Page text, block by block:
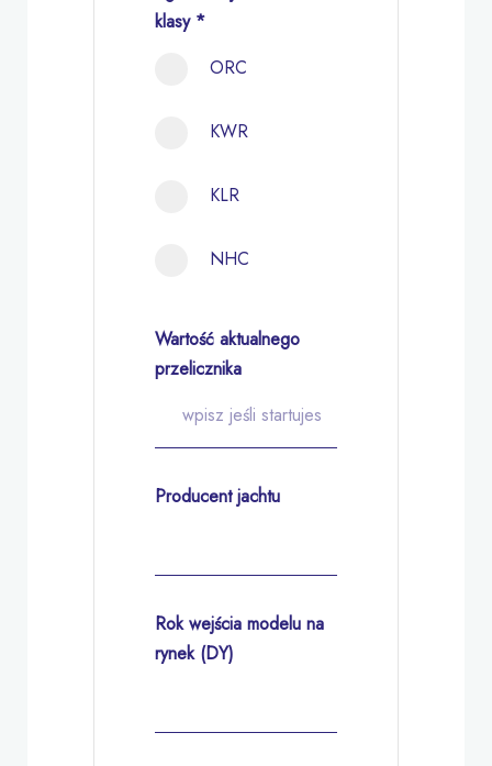
klasy *
ORC
KWR
KLR
NHC
Wartość aktualnego
przelicznika
Producent jachtu
Rok wejścia modelu na
rynek (DY)